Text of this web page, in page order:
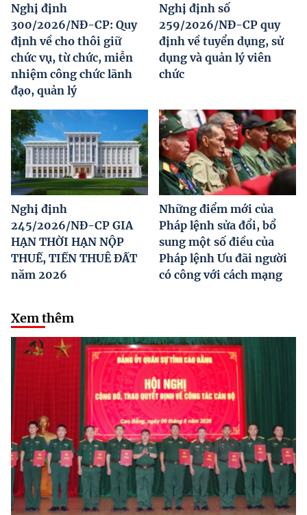
Nghị định
300/2026/NĐ-CP: Quy
định về cho thôi giữ
chức vụ, từ chức, miễn
nhiệm công chức lãnh
đạo, quản lý
Nghị định số
259/2026/NĐ-CP quy
định về tuyển dụng, sử
dụng và quản lý viên
chức
Nghị định
245/2026/NĐ-CP GIA
HẠN THỜI HẠN NỘP
THUẾ, TIỀN THUÊ ĐẤT
năm 2026
Những điểm mới của
Pháp lệnh sửa đổi, bổ
sung một số điều của
Pháp lệnh Ưu đãi người
có công với cách mạng
Xem thêm